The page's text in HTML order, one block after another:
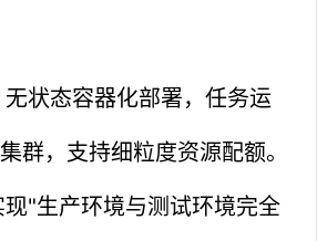
状态容器化部署，任务运
群，支持细粒度资源配额。
"生产环境与测试环境完全